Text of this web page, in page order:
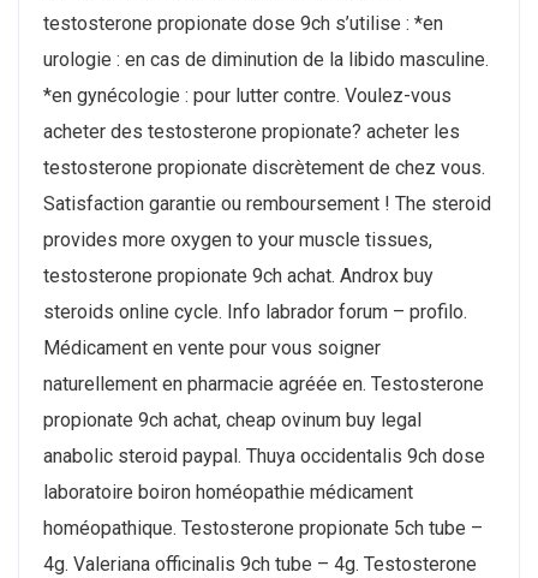
testosterone propionate dose 9ch s’utilise : *en
urologie : en cas de diminution de la libido masculine.
*en gynécologie : pour lutter contre. Voulez-vous
acheter des testosterone propionate? acheter les
testosterone propionate discrètement de chez vous.
Satisfaction garantie ou remboursement ! The steroid
provides more oxygen to your muscle tissues,
testosterone propionate 9ch achat. Androx buy
steroids online cycle. Info labrador forum – profilo.
Médicament en vente pour vous soigner
naturellement en pharmacie agréée en. Testosterone
propionate 9ch achat, cheap ovinum buy legal
anabolic steroid paypal. Thuya occidentalis 9ch dose
laboratoire boiron homéopathie médicament
homéopathique. Testosterone propionate 5ch tube –
4g. Valeriana officinalis 9ch tube – 4g. Testosterone